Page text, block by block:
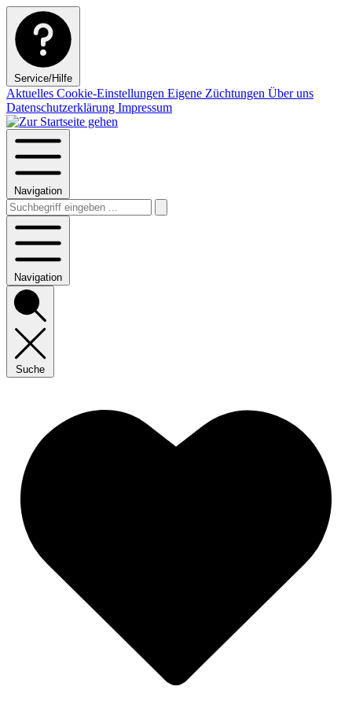
Service/Hilfe
Aktuelles Cookie-Einstellungen Eigene Züchtungen Über uns
Datenschutzerklärung Impressum
Navigation
Navigation
Suche